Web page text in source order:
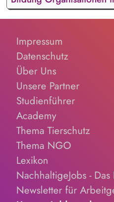
Impressum
Datenschutz
Über Uns
Unsere Partner
Studienführer
Academy
Thema Tierschutz
Thema NGO
Lexikon
NachhaltigeJobs - Das
Newsletter für